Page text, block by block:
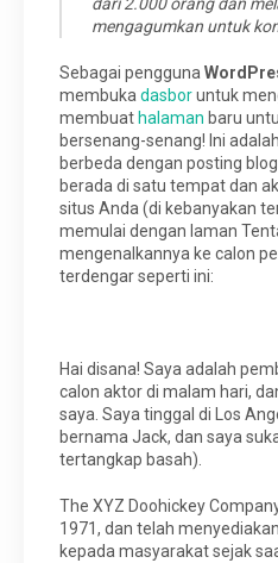
mengagumkan untuk
Sebagai pengguna
membuka dasboruntuk
membuat halaman baru
bersenang-senang! Ini
berbeda dengan posting
berada di satu tempat dan
situs Anda (di kebanyakan
memulai dengan laman
mengenalkannya ke calon
terdengar seperti ini:
Hai disana! Saya adalah
calon aktor di malam hari,
saya. Saya tinggal di Los
bernama Jack, dan saya
tertangkap basah).
The XYZ Doohickey
1971, dan telah
kepada masyarakat sejak